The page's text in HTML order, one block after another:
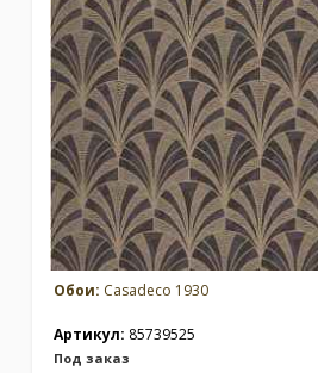
Обои: Casadeco 1930
Артикул: 85739525
Под заказ